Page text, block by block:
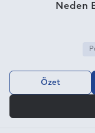
Neden
Özet